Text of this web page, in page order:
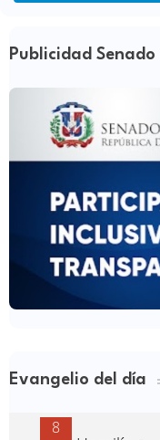
Publicidad Senado
Evangelio del día